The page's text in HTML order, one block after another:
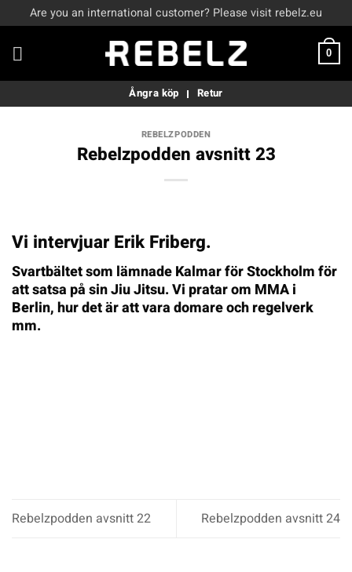
to
content
Are you an international customer? Please visit rebelz.eu
0
Ångra köp Retur
REBELZPODDEN
Rebelzpodden avsnitt 23
Vi intervjuar Erik Friberg.
Svartbältet som lämnade Kalmar för Stockholm för
att satsa på sin Jiu Jitsu. Vi pratar om MMA i
Berlin, hur det är att vara domare och regelverk
mm.
Rebelzpodden avsnitt 22 Rebelzpodden avsnitt 24